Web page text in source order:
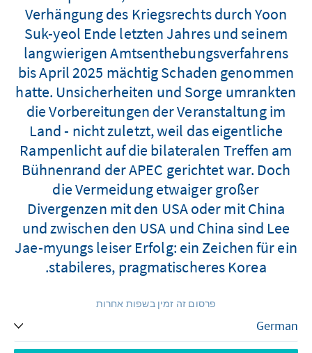
Verhängung des Kriegsrechts durch Yoon
Suk-yeol Ende letzten Jahres und seinem
langwierigen Amtsenthebungsverfahrens
bis April 2025 mächtig Schaden genommen
hatte. Unsicherheiten und Sorge umrankten
die Vorbereitungen der Veranstaltung im
Land - nicht zuletzt, weil das eigentliche
Rampenlicht auf die bilateralen Treffen am
Bühnenrand der APEC gerichtet war. Doch
die Vermeidung etwaiger großer
Divergenzen mit den USA oder mit China
und zwischen den USA und China sind Lee
Jae-myungs leiser Erfolg: ein Zeichen für ein
stabileres, pragmatischeres Korea.
פרסום זה זמין בשפות אחרות